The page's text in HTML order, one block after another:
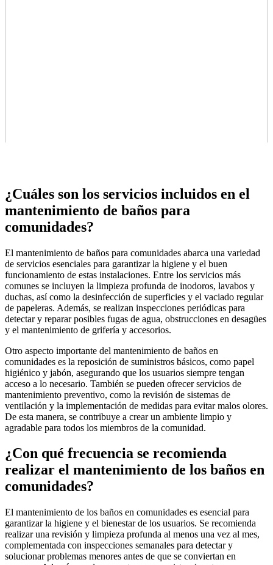
¿Cuáles son los servicios incluidos en el
mantenimiento de baños para
comunidades?
El mantenimiento de baños para comunidades abarca una variedad
de servicios esenciales para garantizar la higiene y el buen
funcionamiento de estas instalaciones. Entre los servicios más
comunes se incluyen la limpieza profunda de inodoros, lavabos y
duchas, así como la desinfección de superficies y el vaciado regular
de papeleras. Además, se realizan inspecciones periódicas para
detectar y reparar posibles fugas de agua, obstrucciones en desagües
y el mantenimiento de grifería y accesorios.
Otro aspecto importante del mantenimiento de baños en
comunidades es la reposición de suministros básicos, como papel
higiénico y jabón, asegurando que los usuarios siempre tengan
acceso a lo necesario. También se pueden ofrecer servicios de
mantenimiento preventivo, como la revisión de sistemas de
ventilación y la implementación de medidas para evitar malos olores.
De esta manera, se contribuye a crear un ambiente limpio y
agradable para todos los miembros de la comunidad.
¿Con qué frecuencia se recomienda
realizar el mantenimiento de los baños en
comunidades?
El mantenimiento de los baños en comunidades es esencial para
garantizar la higiene y el bienestar de los usuarios. Se recomienda
realizar una revisión y limpieza profunda al menos una vez al mes,
complementada con inspecciones semanales para detectar y
solucionar problemas menores antes de que se conviertan en